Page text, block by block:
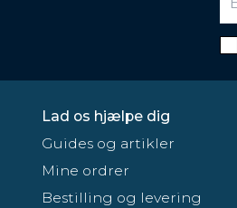
Lad os hjælpe dig
Guides og artikler
Mine ordrer
Bestilling og levering